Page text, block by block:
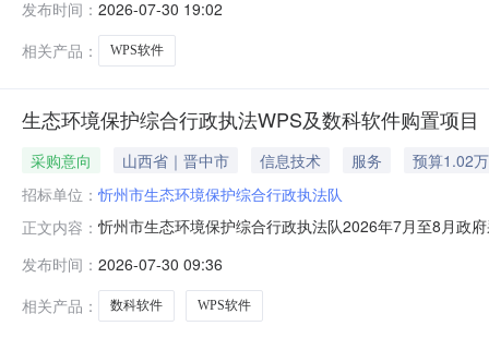
六、合同主要信息主要标的名称：政府采购合同规格型
发布时间： 2026-07-30 19:02
相关产品：
WPS软件
生态环境保护综合行政执法WPS及数科软件购置项目
采购意向 山西省｜晋中市 信息技术 服务
预算1.02
招标单位： 忻州市生态环境保护综合行政执法队
正文内容： 忻州市生态环境保护综合行政执法队2026年7月至8月政
法WPS及数科软件购置项目预算金额：1.028000万元(
作经费本次公开
发布时间： 2026-07-30 09:36
相关产品：
数科软件 WPS软件